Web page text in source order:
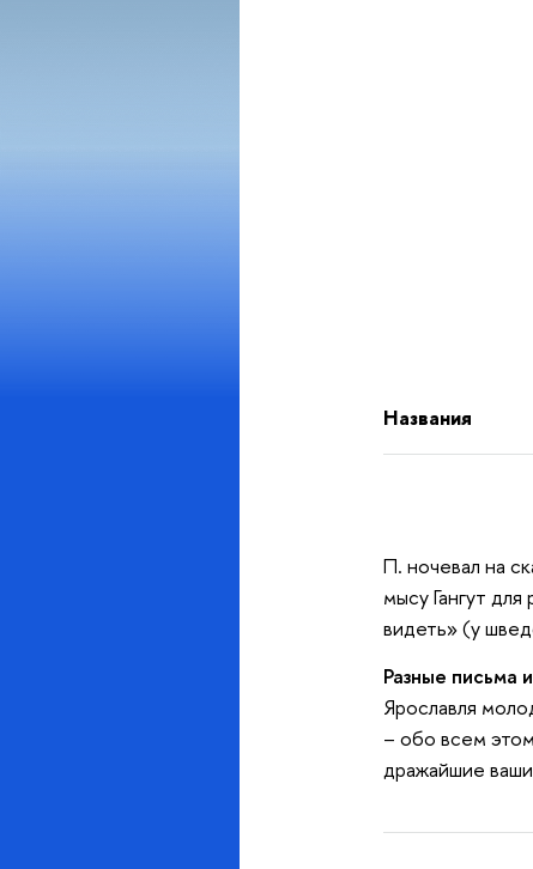
Названия
П. ночевал на
мысу Гангут
видеть» (у
Разные письма
Ярославля
– обо всем
дражайшие